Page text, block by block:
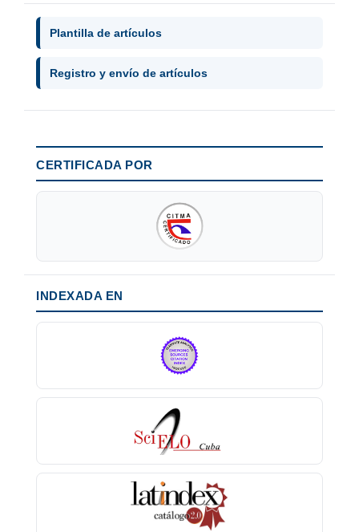
Plantilla de artículos
Registro y envío de artículos
CERTIFICADA POR
INDEXADA EN